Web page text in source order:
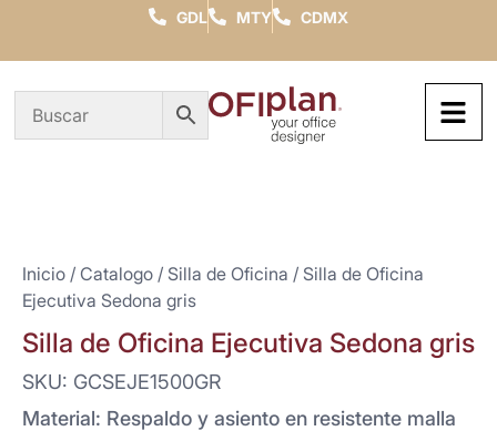
GDL MTY CDMX
Inicio / Catalogo / Silla de Oficina / Silla de Oficina
Ejecutiva Sedona gris
Silla de Oficina Ejecutiva Sedona gris
SKU: GCSEJE1500GR
Material: Respaldo y asiento en resistente malla